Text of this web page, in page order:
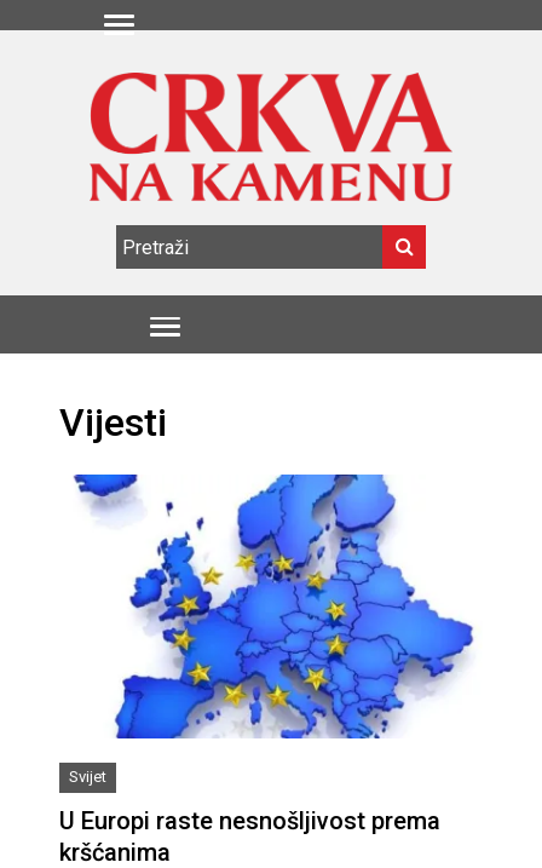
Vijesti
Svijet
U Europi raste nesnošljivost prema
kršćanima